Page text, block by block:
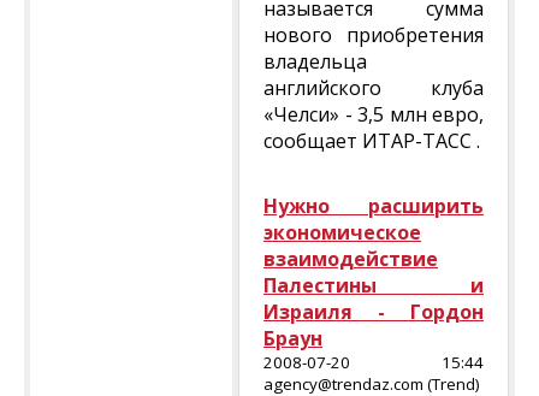
называется сумма
нового приобретения
владельца
английского клуба
«Челси» - 3,5 млн евро,
сообщает ИТАР-ТАСС .
Нужно расширить
экономическое
взаимодействие
Палестины и
Израиля - Гордон
Браун
2008-07-20 15:44
agency@trendaz.com (Trend)